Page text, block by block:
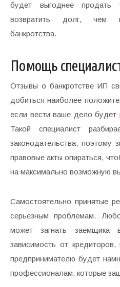
будет выгоднее продать
возвратить долг, чем
банкротства.
Помощь
Отзывы о банкротстве ИП
добиться наиболее
если вести ваше дело будет
Такой специалист
законодательства, поэтому
правовые акты опираться,
на максимально возможную
Самостоятельно принятые
серьезным проблемам.
может загнать
зависимость от
предпринимателю будет
профессионалам, которые